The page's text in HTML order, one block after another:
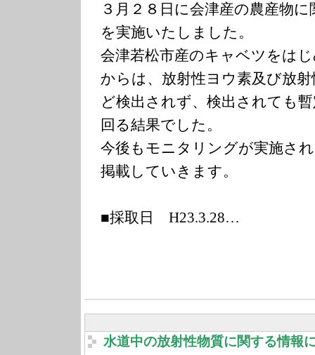
３月２８日に会津産の農産物
を実施いたしました。
会津若松市産のキャベツをは
からは、放射性ヨウ素及び放
ど検出されず、検出されても
回る結果でした。
今後もモニタリングが実施さ
掲載していきます。
■採取日 H23.3.28…
水道中の放射性物質に関する情報